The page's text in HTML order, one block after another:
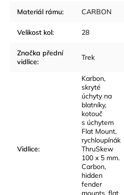
Materiál rámu: CARBON
Velikost kol: 28
Značka přední
vidlice: Trek
Vidlice:
Karbon,
skryté
úchyty na
blatníky,
kotouč
s úchytem
Flat Mount,
rychloupínák
ThruSkew
100 x 5 mm.
Carbon,
hidden
fender
mounts, flat